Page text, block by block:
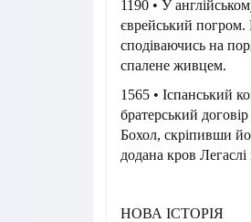
1190 • У
єврейський погром.
сподіваючись на
спалене живцем.
1565 • Іспанський
братерський
Бохол, скріпивши
додана кров Легаслі
НОВА ІСТОРІЯ